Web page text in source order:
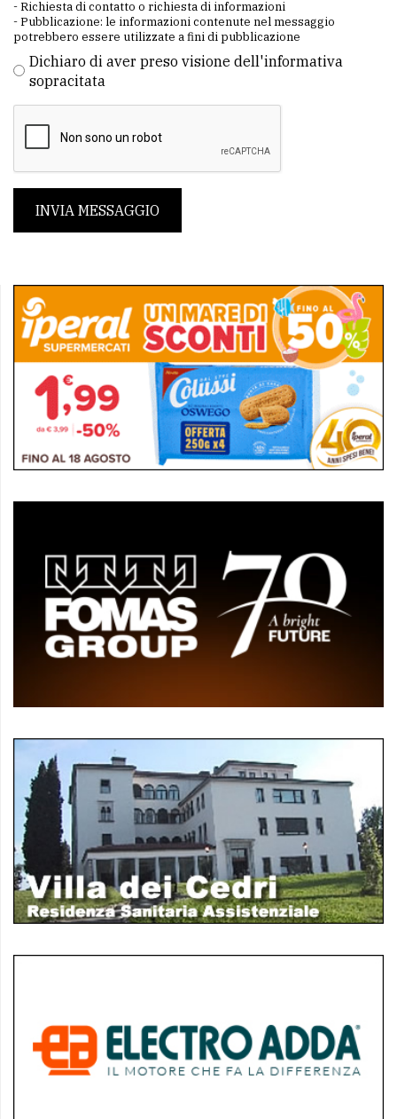
- Richiesta di contatto o richiesta di informazioni
- Pubblicazione: le informazioni contenute nel messaggio
potrebbero essere utilizzate a fini di pubblicazione
Dichiaro di aver preso visione dell'informativa
sopracitata
INVIA MESSAGGIO